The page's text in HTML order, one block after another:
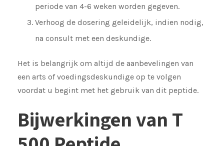
periode van 4-6 weken worden gegeven.
Verhoog de dosering geleidelijk, indien nodig,
na consult met een deskundige.
Het is belangrijk om altijd de aanbevelingen van
een arts of voedingsdeskundige op te volgen
voordat u begint met het gebruik van dit peptide.
Bijwerkingen van T